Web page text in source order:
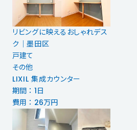
リビングに映えるおしゃれデス
ク│墨田区
戸建て
その他
LIXIL 集成カウンター
期間 ： 1日
費用 ： 26万円